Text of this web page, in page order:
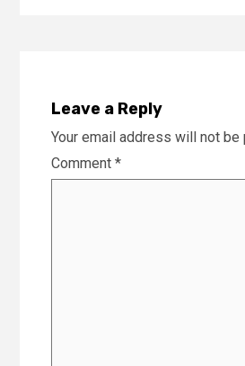
Leave a Reply
Your email address will not be
Comment *